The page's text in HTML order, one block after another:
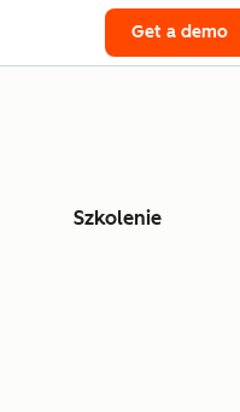
Get a demo
Szkolenie